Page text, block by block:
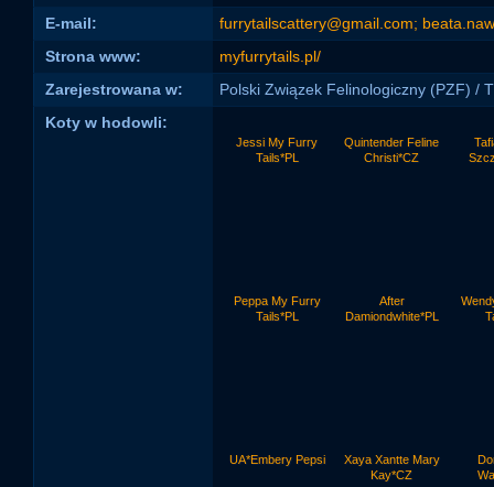
E-mail:
furrytailscattery@gmail.com;
Strona www:
myfurrytails.pl/
Zarejestrowana w:
Polski Związek Felinologiczny (PZF) /
Koty w hodowli:
Jessi My Furry
Tails*PL
Quintender Feline
Christi*CZ
Peppa My Furry
Tails*PL
After
Damiondwhite*PL
UA*Embery Pepsi
Xaya Xantte Mary
Kay*CZ